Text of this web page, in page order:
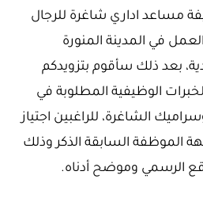
مساعد اداري شاغرة للرجال
في المدينة المنورة
بعد ذلك سأقوم بتزويدكم
الوظيفية المطلوبة في
الشاغرة، للراغبين اجتياز
الموظفة السابقة الذكر وذلك
الرسمي وموضح أدناه.